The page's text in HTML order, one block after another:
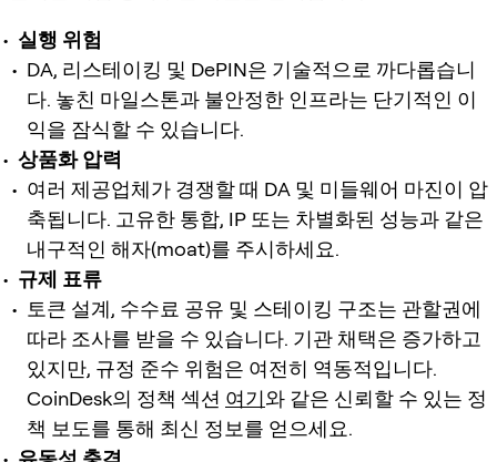
실행 위험
DA, 리스테이킹 및 DePIN은 기술적으로 까다롭습니
다. 놓친 마일스톤과 불안정한 인프라는 단기적인 이
익을 잠식할 수 있습니다.
상품화 압력
여러 제공업체가 경쟁할 때 DA 및 미들웨어 마진이 압
축됩니다. 고유한 통합, IP 또는 차별화된 성능과 같은
내구적인 해자(moat)를 주시하세요.
규제 표류
토큰 설계, 수수료 공유 및 스테이킹 구조는 관할권에
따라 조사를 받을 수 있습니다. 기관 채택은 증가하고
있지만, 규정 준수 위험은 여전히 역동적입니다.
CoinDesk의 정책 섹션 여기와 같은 신뢰할 수 있는 정
책 보도를 통해 최신 정보를 얻으세요.